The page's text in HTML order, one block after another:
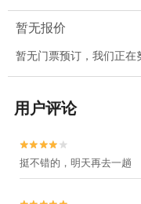
暂无报价
暂无门票预订，我们正在
用户评论


挺不错的，明天再去一趟